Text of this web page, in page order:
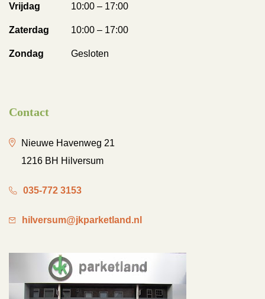
Vrijdag 10:00 – 17:00
Zaterdag 10:00 – 17:00
Zondag Gesloten
Contact
Nieuwe Havenweg 21
1216 BH Hilversum
035-772 3153
hilversum@jkparketland.nl